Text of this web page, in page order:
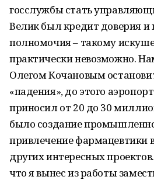
госслужбы стать
Велик был кредит доверия
полномочия – такому
практически невозможно.
Олегом Кочановым
«падения», до этого
приносил от 20 до 30
было создание
привлечение фармацевтики
других интересных
что я вынес из работы